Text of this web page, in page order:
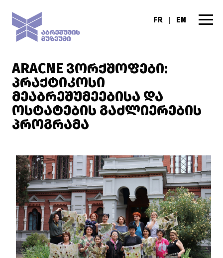
FR | EN
ARACNE ᲕᲝᲠᲥᲨᲝᲤᲔᲑᲘ:
ᲞᲠᲐᲥᲢᲘᲙᲝᲡᲘ
ᲛᲔᲐᲑᲠᲔᲨᲣᲛᲔᲔᲑᲘᲡᲐ ᲓᲐ
ᲝᲡᲢᲐᲢᲔᲑᲘᲡ ᲒᲐᲫᲚᲘᲔᲠᲔᲑᲘᲡ
ᲞᲠᲝᲒᲠᲐᲛᲐ